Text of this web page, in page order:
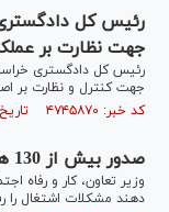
رئیس کل
جهت نظارت بر
رئیس کل دادگستری
جهت کنترل و نظارت بر
کد خبر: ۴۷۴۵۸۷۰ تاریخ انتشار : ۱۴۰۲/۰۹/۰۱
صدور بیش از 130 هزار مجوز مشاغل خانگی
وزیر تعاون، کار و
دهند مشکلات اشتغال را